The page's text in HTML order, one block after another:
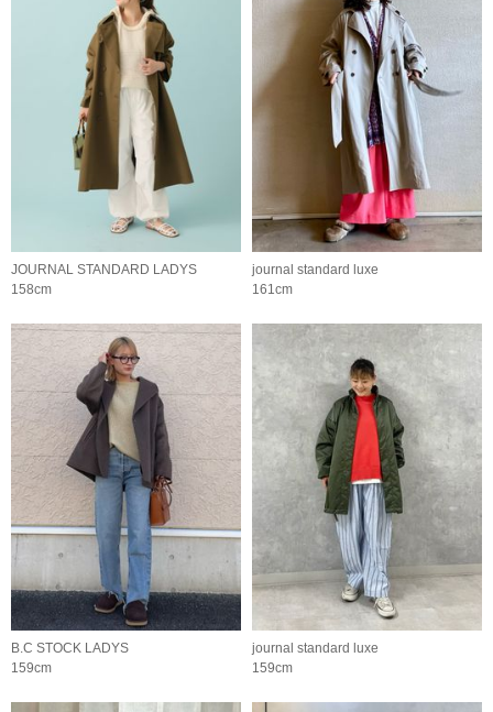
JOURNAL STANDARD LADYS
158cm
journal standard luxe
161cm
B.C STOCK LADYS
159cm
journal standard luxe
159cm